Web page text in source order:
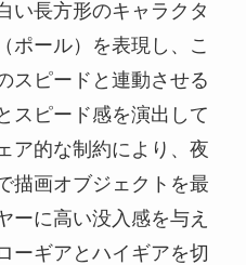
い長方形のキャラクタ
ポール）を表現し、こ
スピードと連動させる
スピード感を演出して
ア的な制約により、夜
描画オブジェクトを最
ーに高い没入感を与え
ーギアとハイギアを切